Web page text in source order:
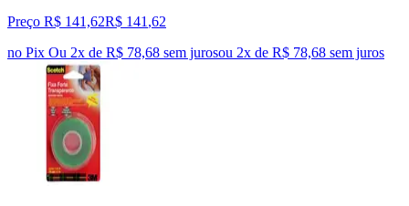
Preço R$ 141,62R$ 141 ,62
no Pix Ou 2x de R$ 78,68 sem jurosou 2x de R$ 78,68 sem juros